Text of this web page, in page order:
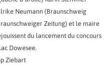
Neumann (Braunschweig
Zeitung) et le maire
du lancement du concours
Dowesee.
Ziebart